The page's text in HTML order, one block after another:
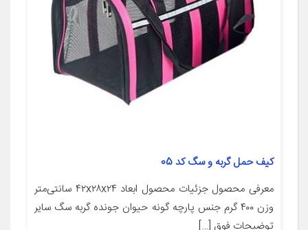
کیف حمل گربه و سگ کد 05
معرفی محصول جزئیات محصول ابعاد ۴۲x۲۸x۲۴ سانتی‌متر
وزن ۴۰۰ گرم جنس پارچه گونه حیوان جونده گربه سگ سایر
توضیحات فوق […]